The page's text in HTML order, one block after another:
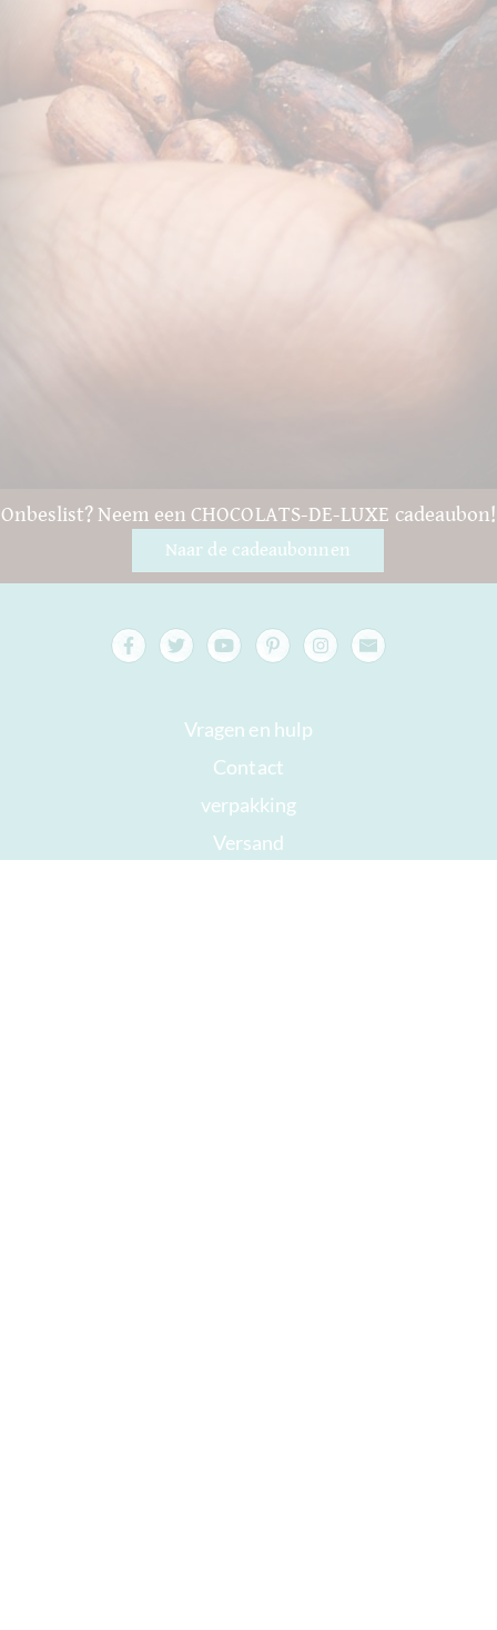
Onbeslist? Neem een CHOCOLATS-DE-LUXE cadeaubon!
Naar de cadeaubonnen
Vragen en hulp
Contact
verpakking
Versand